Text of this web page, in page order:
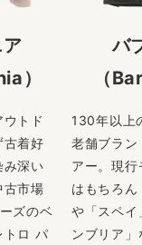
）
トド
古着好
み深い
古市場
ズのベ
トロ パ
バ
（
130年以上
老舗ブラン
アー。現行
はもちろん
や「スペイ
ンブリア